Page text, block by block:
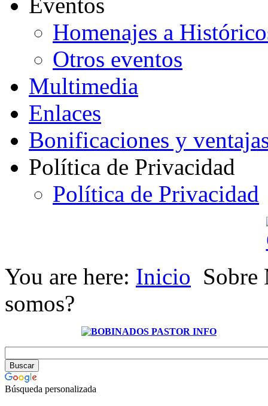
Eventos
Homenajes a
Otros eventos
Multimedia
Enlaces
Bonificaciones y
Política de Privacidad
Política de Privacidad
You are here: Inicio
somos?
Búsqueda personalizada